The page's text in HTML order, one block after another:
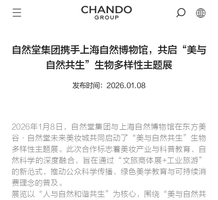
自然堂集团携手上海自然博物馆，共启“美与
自然共生”生物多样性主题展
发布时间：2026.01.08
2026年1月8日，自然堂集团与上海自然博物馆在东方美
谷·自然堂未来美妆城共同启动了“美与自然共生”生物
多样性主题展。此次合作标志着美妆产业与科普教育、自
然科学的深度融合，旨在通过“文旅商体展+工业旅游”
的新范式，推动公众科学传播、绿色美学教育与可持续消
费理念的普及。
展览以“人与自然和谐共生”为核心，围绕“美与自然共